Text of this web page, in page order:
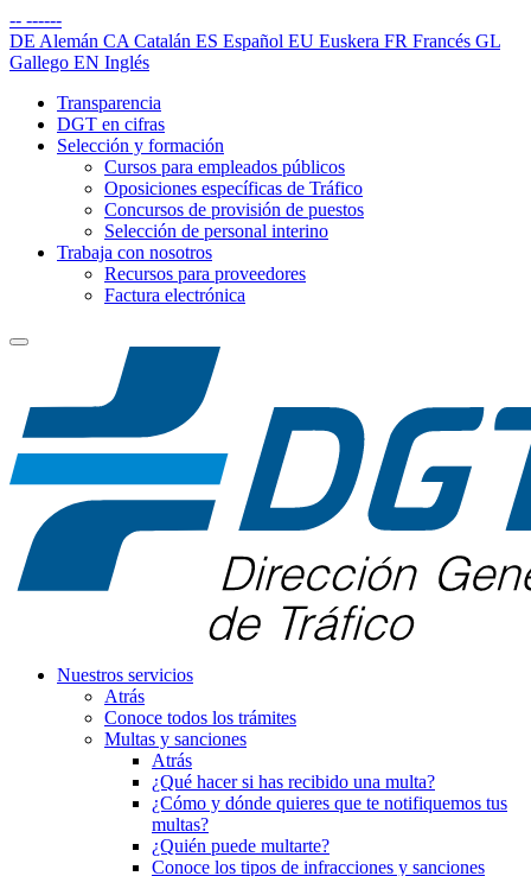
-- ------
DE Alemán CA Catalán ES Español EU Euskera FR Francés GL
Gallego EN Inglés
Transparencia
DGT en cifras
Selección y formación
Cursos para empleados públicos
Oposiciones específicas de Tráfico
Concursos de provisión de puestos
Selección de personal interino
Trabaja con nosotros
Recursos para proveedores
Factura electrónica
Nuestros servicios
Atrás
Conoce todos los trámites
Multas y sanciones
Atrás
¿Qué hacer si has recibido una multa?
¿Cómo y dónde quieres que te notifiquemos tus
multas?
¿Quién puede multarte?
Conoce los tipos de infracciones y sanciones